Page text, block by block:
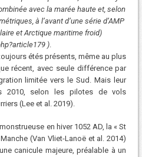
avec la marée haute et, selon
à l’avant d’une série d’AMP
et Arctique maritime froid)
).
étés présents, même au plus
récent, avec seule différence par
limitée vers le Sud. Mais leur
2010, selon les pilotes de vols
(Lee et al. 2019).
en hiver 1052 AD, la « St
(Van Vliet-Lanoë et al. 2014)
canicule majeure, préalable à un